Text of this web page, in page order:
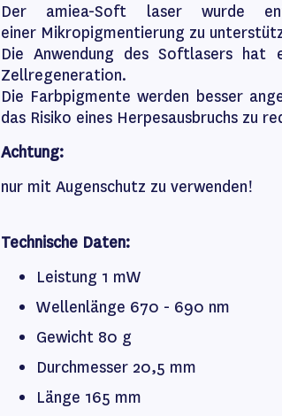
Der amiea-Soft laser wurde
einer Mikropigmentierung zu
Die Anwendung des Softlasers hat
Zellregeneration.
Die Farbpigmente werden besser
das Risiko eines Herpesausbruchs zu
Achtung:
nur mit Augenschutz zu verwenden!
Technische Daten:
Leistung 1 mW
Wellenlänge 670 - 690 nm
Gewicht 80 g
Durchmesser 20,5 mm
Länge 165 mm